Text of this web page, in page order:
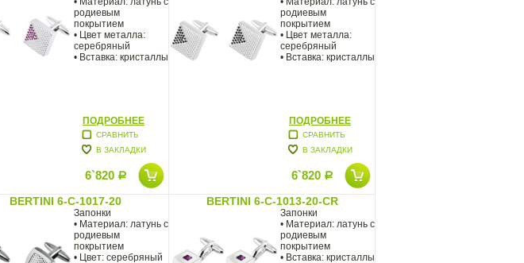
родиевым
покрытием
• Цвет металла:
серебряный
• Вставка: кристаллы
ПОДРОБНЕЕ
СРАВНИТЬ
В ЗАКЛАДКИ
6`820 Р
родиевым
покрытием
• Цвет металла:
серебряный
• Вставка: кристаллы
ПОДРОБНЕЕ
СРАВНИТЬ
В ЗАКЛАДКИ
6`820 Р
BERTINI 6-C-1017-20
Запонки
• Материал: латунь с
родиевым
покрытием
• Цвет: серебряный
BERTINI 6-C-1013-20-CR
Запонки
• Материал: латунь с
родиевым
покрытием
• Вставка: кристаллы